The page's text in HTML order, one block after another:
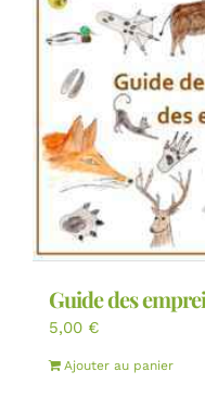
Guide des
5,00 €
Ajouter au panier